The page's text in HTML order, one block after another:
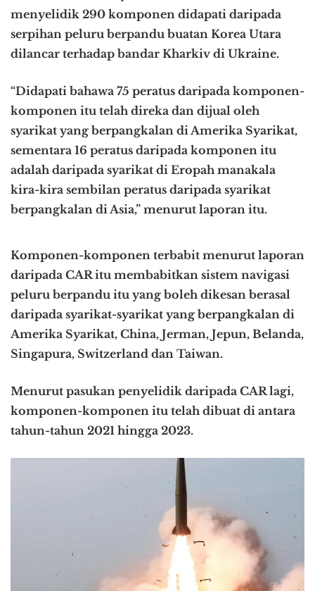
menyelidik 290 komponen didapati daripada
serpihan peluru berpandu buatan Korea Utara
dilancar terhadap bandar Kharkiv di Ukraine.
“Didapati bahawa 75 peratus daripada komponen-
komponen itu telah direka dan dijual oleh
syarikat yang berpangkalan di Amerika Syarikat,
sementara 16 peratus daripada komponen itu
adalah daripada syarikat di Eropah manakala
kira-kira sembilan peratus daripada syarikat
berpangkalan di Asia,” menurut laporan itu.
Komponen-komponen terbabit menurut laporan
daripada CAR itu membabitkan sistem navigasi
peluru berpandu itu yang boleh dikesan berasal
daripada syarikat-syarikat yang berpangkalan di
Amerika Syarikat, China, Jerman, Jepun, Belanda,
Singapura, Switzerland dan Taiwan.
Menurut pasukan penyelidik daripada CAR lagi,
komponen-komponen itu telah dibuat di antara
tahun-tahun 2021 hingga 2023.